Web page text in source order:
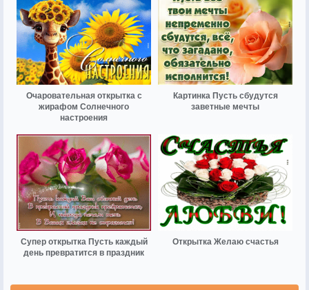
Очаровательная открытка с
жирафом Солнечного
настроения
Картинка Пусть сбудутся
заветные мечты
Супер открытка Пусть каждый
день превратится в праздник
Открытка Желаю счастья